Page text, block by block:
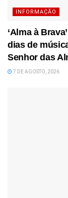
INFORMAÇÃO
‘Alma à
dias de
Senhor das
7 DE AGOSTO, 2026